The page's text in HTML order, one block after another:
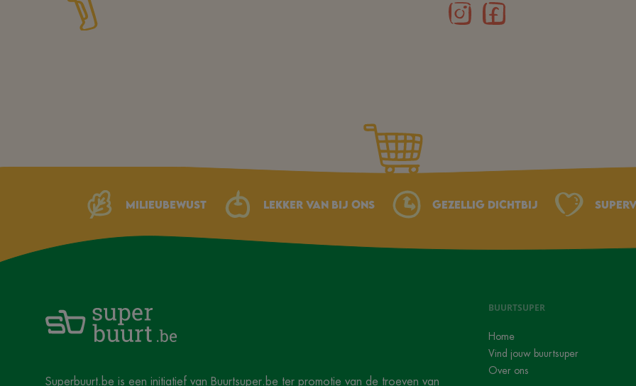
Milieubewust Lekker van bij ons Gezellig dichtbij
Superbuurt.be is een initiatief van Buurtsuper.be ter promotie van de troeven van
BUURTSUPER
Home
Vind jouw buurtsuper
Over ons